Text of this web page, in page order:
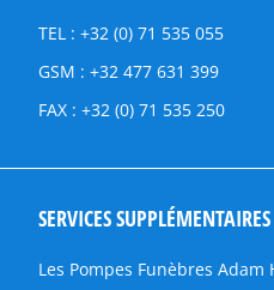
TEL : +32 (0) 71 535 055
GSM : +32 477 631 399
FAX : +32 (0) 71 535 250
SERVICES SUPPLÉMENTAIRES
Les Pompes Funèbres